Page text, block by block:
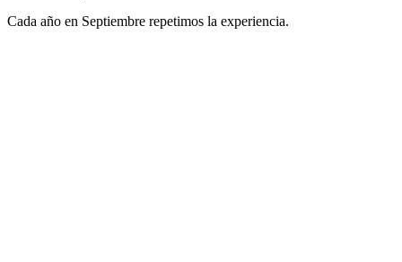
Cada año en Septiembre repetimos la experiencia.